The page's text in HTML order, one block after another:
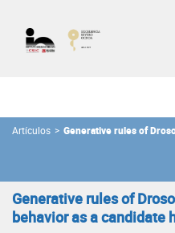
content
Artículos > Generative rules of
Generative rules of
behavior as a candidate